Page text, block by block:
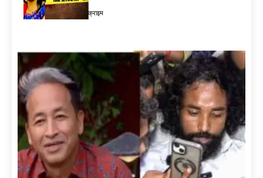
फूटकर रोए उमर और अली| Abaan Atiq
Ahmed Funeral
क्राइम
अतीक अहमद का कुनबा क्यों होता जा रहा
खत्म? जानिए अब कौन जिंदा है, कौन जेल में
और कौन फरार | Atiq Ahmed Family
एक और बेटा चला गया… झांसी जाते वक्त
हादसे का शिकार हुआ अतीक अहमद का सबसे
छोटा बेटा| Atiq Ahmed Son Died
क्राइम